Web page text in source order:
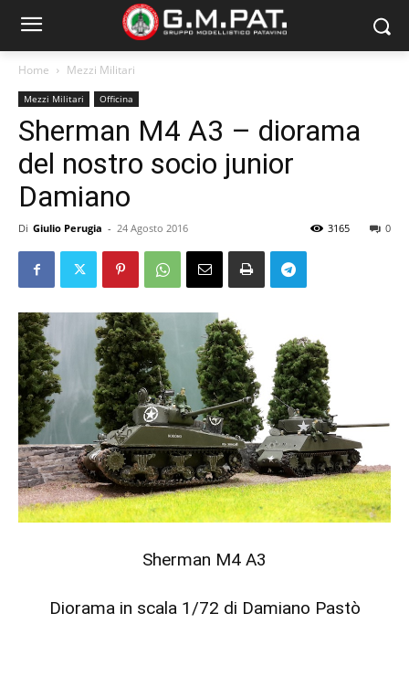
Home Mezzi Militari
Mezzi Militari Officina
Sherman M4 A3 – diorama
del nostro socio junior
Damiano
Di Giulio Perugia - 24 Agosto 2016 0
3165
Sherman M4 A3
Diorama in scala 1/72 di Damiano Pastò